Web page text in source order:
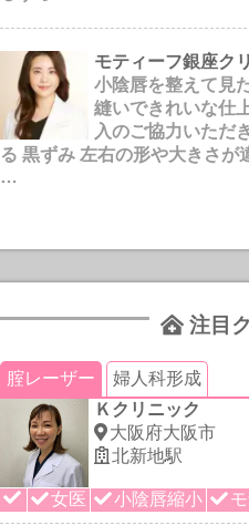
モティーフ銀座ク
小陰唇を整えて見
縫いできれいな仕
入のご協力いただ
る 黒ずみ 左右の形や大きさが
…
注目
腟レーザー
婦人科形成
Ｋクリニック
大阪府大阪市
北新地駅
女医 小陰唇縮小